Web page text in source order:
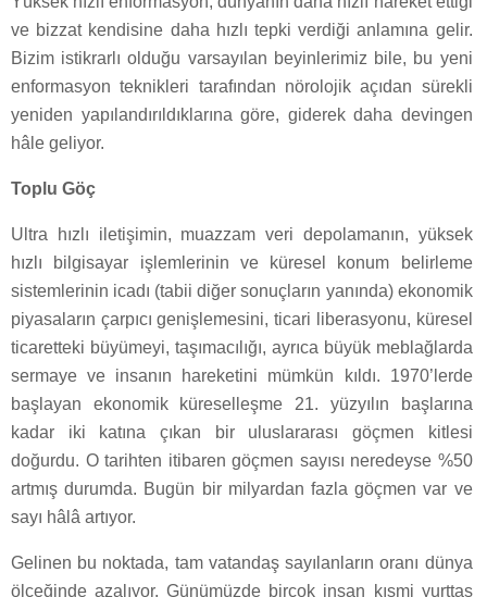
ve bizzat kendisine daha hızlı tepki verdiği anlamına gelir.
Bizim istikrarlı olduğu varsayılan beyinlerimiz bile, bu yeni
enformasyon teknikleri tarafından nörolojik açıdan sürekli
yeniden yapılandırıldıklarına göre, giderek daha devingen
hâle geliyor.
Toplu Göç
Ultra hızlı iletişimin, muazzam veri depolamanın, yüksek
hızlı bilgisayar işlemlerinin ve küresel konum belirleme
sistemlerinin icadı (tabii diğer sonuçların yanında) ekonomik
piyasaların çarpıcı genişlemesini, ticari liberasyonu, küresel
ticaretteki büyümeyi, taşımacılığı, ayrıca büyük meblağlarda
sermaye ve insanın hareketini mümkün kıldı. 1970’lerde
başlayan ekonomik küreselleşme 21. yüzyılın başlarına
kadar iki katına çıkan bir uluslararası göçmen kitlesi
doğurdu. O tarihten itibaren göçmen sayısı neredeyse %50
artmış durumda. Bugün bir milyardan fazla göçmen var ve
sayı hâlâ artıyor.
Gelinen bu noktada, tam vatandaş sayılanların oranı dünya
ölçeğinde azalıyor. Günümüzde birçok insan kısmi yurttaş